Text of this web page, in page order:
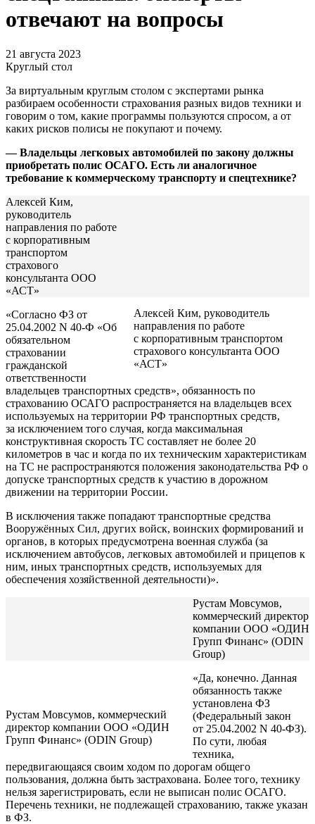
отвечают на вопросы
21 августа 2023
Круглый стол
За виртуальным круглым столом с экспертами рынка
разбираем особенности страхования разных видов техники и
говорим о том, какие программы пользуются спросом, а от
каких рисков полисы не покупают и почему.
— Владельцы легковых автомобилей по закону должны
приобретать полис ОСАГО. Есть ли аналогичное
требование к коммерческому транспорту и спецтехнике?
Алексей Ким, руководитель
направления по работе
с корпоративным транспортом
страхового консультанта ООО
«АСТ»
Алексей Ким,
руководитель
направления по работе
с корпоративным
транспортом
страхового
консультанта ООО
«АСТ»
«Согласно ФЗ от
25.04.2002 N 40-Ф «Об
обязательном
страховании
гражданской
ответственности
владельцев транспортных средств», обязанность по
страхованию ОСАГО распространяется на владельцев всех
используемых на территории РФ транспортных средств,
за исключением того случая, когда максимальная
конструктивная скорость ТС составляет не более 20
километров в час и когда по их техническим характеристикам
на ТС не распространяются положения законодательства РФ о
допуске транспортных средств к участию в дорожном
движении на территории России.
В исключения также попадают транспортные средства
Вооружённых Сил, других войск, воинских формирований и
органов, в которых предусмотрена военная служба (за
исключением автобусов, легковых автомобилей и прицепов к
ним, иных транспортных средств, используемых для
обеспечения хозяйственной деятельности)».
Рустам Мовсумов, коммерческий
директор компании ООО «ОДИН
Групп Финанс» (ODIN Group)
Рустам Мовсумов,
коммерческий директор
компании ООО «ОДИН
Групп Финанс» (ODIN
Group)
«Да, конечно. Данная
обязанность также
установлена ФЗ
(Федеральный закон
от 25.04.2002 N 40-ФЗ).
По сути, любая
техника,
передвигающаяся своим ходом по дорогам общего
пользования, должна быть застрахована. Более того, технику
нельзя зарегистрировать, если не выписан полис ОСАГО.
Перечень техники, не подлежащей страхованию, также указан
в ФЗ.